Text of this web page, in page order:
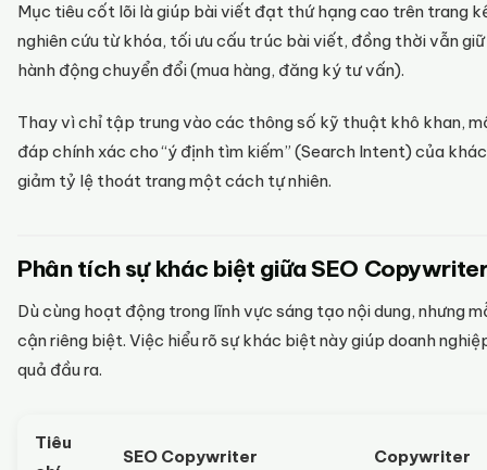
Mục tiêu cốt lõi là giúp bài viết đạt thứ hạng cao trên trang
nghiên cứu từ khóa, tối ưu cấu trúc bài viết, đồng thời vẫn
hành động chuyển đổi (mua hàng, đăng ký tư vấn).
Thay vì chỉ tập trung vào các thông số kỹ thuật khô khan,
đáp chính xác cho “ý định tìm kiếm” (Search Intent) của
giảm tỷ lệ thoát trang một cách tự nhiên.
Phân tích sự khác biệt giữa SEO
Dù cùng hoạt động trong lĩnh vực sáng tạo nội dung, nhưng
cận riêng biệt. Việc hiểu rõ sự khác biệt này giúp doanh
quả đầu ra.
Tiêu
SEO Copywriter Copywriter